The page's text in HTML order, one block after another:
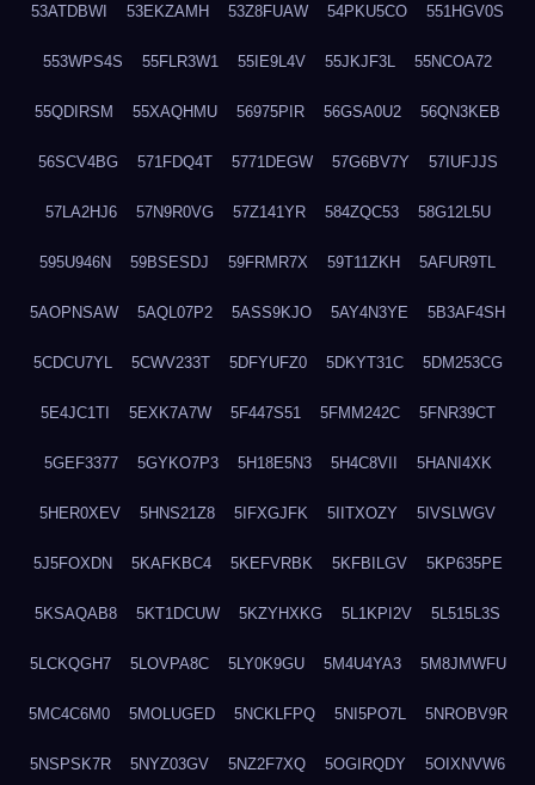
53ATDBWI 53EKZAMH 53Z8FUAW 54PKU5CO 551HGV0S
553WPS4S 55FLR3W1 55IE9L4V 55JKJF3L 55NCOA72
55QDIRSM 55XAQHMU 56975PIR 56GSA0U2 56QN3KEB
56SCV4BG 571FDQ4T 5771DEGW 57G6BV7Y 57IUFJJS
57LA2HJ6 57N9R0VG 57Z141YR 584ZQC53 58G12L5U
595U946N 59BSESDJ 59FRMR7X 59T11ZKH 5AFUR9TL
5AOPNSAW 5AQL07P2 5ASS9KJO 5AY4N3YE 5B3AF4SH
5CDCU7YL 5CWV233T 5DFYUFZ0 5DKYT31C 5DM253CG
5E4JC1TI 5EXK7A7W 5F447S51 5FMM242C 5FNR39CT
5GEF3377 5GYKO7P3 5H18E5N3 5H4C8VII 5HANI4XK
5HER0XEV 5HNS21Z8 5IFXGJFK 5IITXOZY 5IVSLWGV
5J5FOXDN 5KAFKBC4 5KEFVRBK 5KFBILGV 5KP635PE
5KSAQAB8 5KT1DCUW 5KZYHXKG 5L1KPI2V 5L515L3S
5LCKQGH7 5LOVPA8C 5LY0K9GU 5M4U4YA3 5M8JMWFU
5MC4C6M0 5MOLUGED 5NCKLFPQ 5NI5PO7L 5NROBV9R
5NSPSK7R 5NYZ03GV 5NZ2F7XQ 5OGIRQDY 5OIXNVW6